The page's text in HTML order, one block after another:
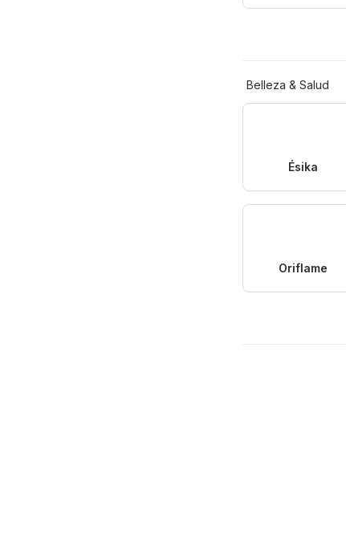
Belleza & Salud
Ésika
Oriflame